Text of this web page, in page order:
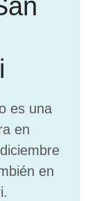
es una
en
en